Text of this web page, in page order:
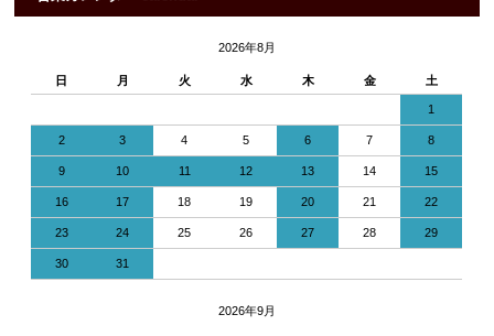
2026年8月
日 月 火 水 木 金 土
1
2 3 4 5 6 7 8
9 10 11 12 13 14 15
16 17 18 19 20 21 22
23 24 25 26 27 28 29
30 31
2026年9月